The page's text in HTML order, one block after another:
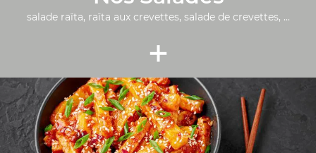
salade raïta, raïta aux crevettes, salade de crevettes, ...
+